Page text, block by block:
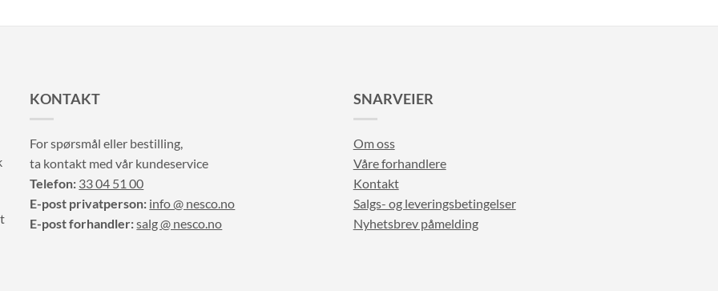
KONTAKT
For spørsmål eller bestilling,
ta kontakt med vår kundeservice
Telefon: 33 04 51 00
E-post privatperson: info @ nesco.no
E-post forhandler:salg @ nesco.no
SNARVEIER
Om oss
Våre forhandlere
Kontakt
Salgs- og leveringsbetingelser
Nyhetsbrev påmelding